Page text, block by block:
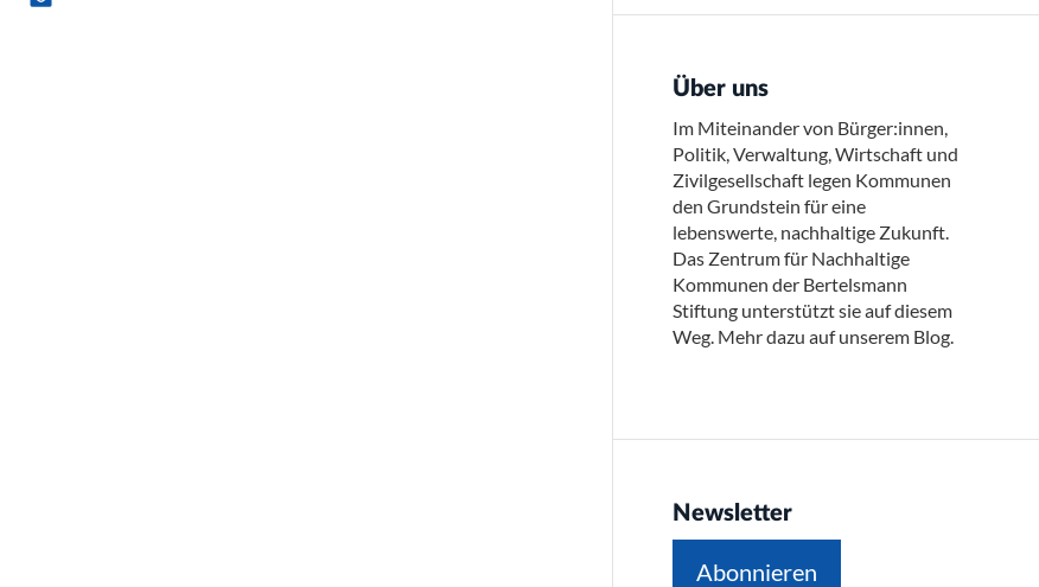
Über uns
Im Miteinander von Bürger:innen,
Politik, Verwaltung, Wirtschaft und
Zivilgesellschaft legen Kommunen
den Grundstein für eine
lebenswerte, nachhaltige Zukunft.
Das Zentrum für Nachhaltige
Kommunen der Bertelsmann
Stiftung unterstützt sie auf diesem
Weg. Mehr dazu auf unserem Blog.
Newsletter
Abonnieren